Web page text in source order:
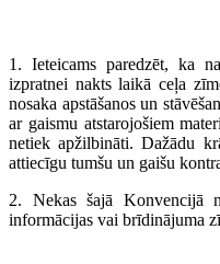
1. Ieteicams paredzēt, ka
izpratnei nakts laikā ceļa
nosaka apstāšanos un
ar gaismu atstarojošiem
netiek apžilbināti. Dažādu
attiecīgu tumšu un gaišu
2. Nekas šajā Konvencijā
informācijas vai brīdinājuma